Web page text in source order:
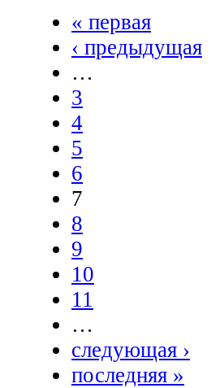
« первая
‹ предыдущая
…
3
4
5
6
7
8
9
10
11
…
следующая ›
последняя »